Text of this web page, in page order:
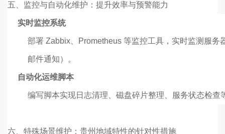
五、监控与自动化维护：提升效率与预警能力
实时监控系统
部署 Zabbix、Prometheus 等监控工具，实时监测服
邮件通知）。
自动化运维脚本
编写脚本实现日志清理、磁盘碎片整理、服务状态检
六、特殊场景维护：贵州地域特性的针对性措施